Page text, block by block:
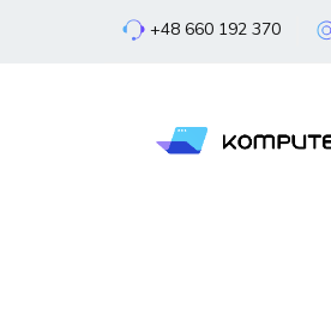
+48 660 192 370